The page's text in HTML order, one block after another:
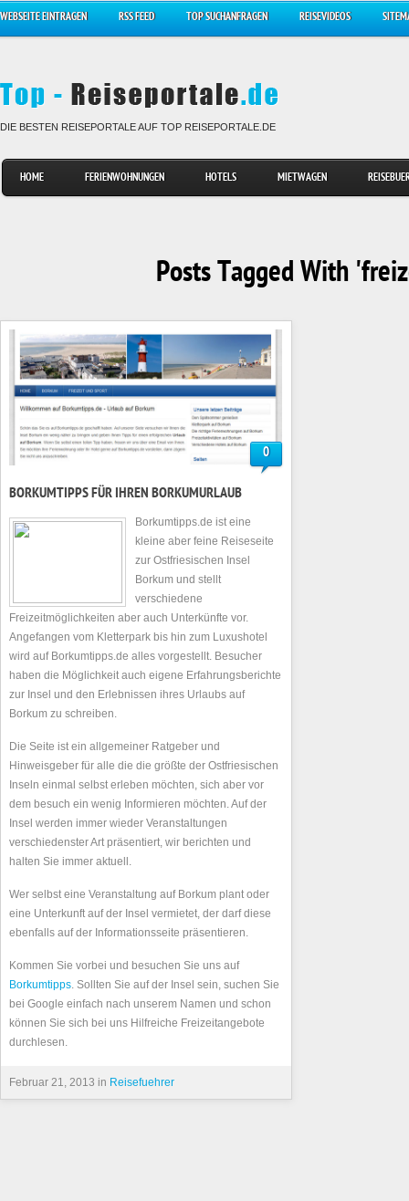
WEBSEITE EINTRAGEN RSS FEED TOP SUCHANFRAGEN REISEVIDEOS
DIE BESTEN REISEPORTALE AUF TOP REISEPORTALE.DE
HOME FERIENWOHNUNGEN HOTELS MIETWAGEN
Posts Tagged With
0
BORKUMTIPPS FÜR IHREN BORKUMURLAUB
Borkumtipps.de ist eine
kleine aber feine Reiseseite
zur Ostfriesischen Insel
Borkum und stellt
verschiedene
Freizeitmöglichkeiten aber auch Unterkünfte vor.
Angefangen vom Kletterpark bis hin zum Luxushotel
wird auf Borkumtipps.de alles vorgestellt. Besucher
haben die Möglichkeit auch eigene Erfahrungsberichte
zur Insel und den Erlebnissen ihres Urlaubs auf
Borkum zu schreiben.
Die Seite ist ein allgemeiner Ratgeber und
Hinweisgeber für alle die die größte der Ostfriesischen
Inseln einmal selbst erleben möchten, sich aber vor
dem besuch ein wenig Informieren möchten. Auf der
Insel werden immer wieder Veranstaltungen
verschiedenster Art präsentiert, wir berichten und
halten Sie immer aktuell.
Wer selbst eine Veranstaltung auf Borkum plant oder
eine Unterkunft auf der Insel vermietet, der darf diese
ebenfalls auf der Informationsseite präsentieren.
Kommen Sie vorbei und besuchen Sie uns auf
Borkumtipps. Sollten Sie auf der Insel sein, suchen Sie
bei Google einfach nach unserem Namen und schon
können Sie sich bei uns Hilfreiche Freizeitangebote
durchlesen.
Februar 21, 2013 in Reisefuehrer